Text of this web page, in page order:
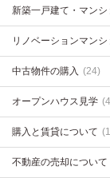
新築一戸建て・マンシ
リノベーションマン
中古物件の購入 (24)
オープンハウス見学
購入と賃貸について
不動産の売却について